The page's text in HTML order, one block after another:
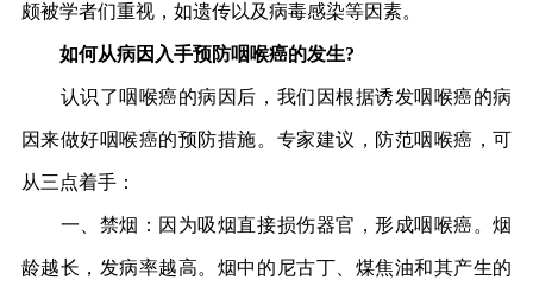
颇被学者们重视，如遗传以及病毒感染等因素。
如何从病因入手预防咽喉癌的发生?
认识了咽喉癌的病因后，我们因根据诱发咽喉癌的病
因来做好咽喉癌的预防措施。专家建议，防范咽喉癌，可
从三点着手：
一、禁烟：因为吸烟直接损伤器官，形成咽喉癌。烟
龄越长，发病率越高。烟中的尼古丁、煤焦油和其产生的